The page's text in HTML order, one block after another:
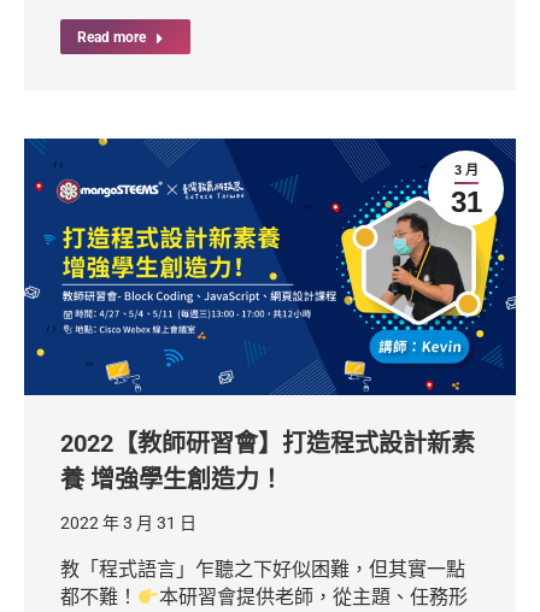
Read more
3 月
31
2022【教師研習會】打造程式設計新素
養 增強學生創造力！
2022 年 3 月 31 日
教「程式語言」乍聽之下好似困難，但其實一點
都不難！
本研習會提供老師，從主題、任務形